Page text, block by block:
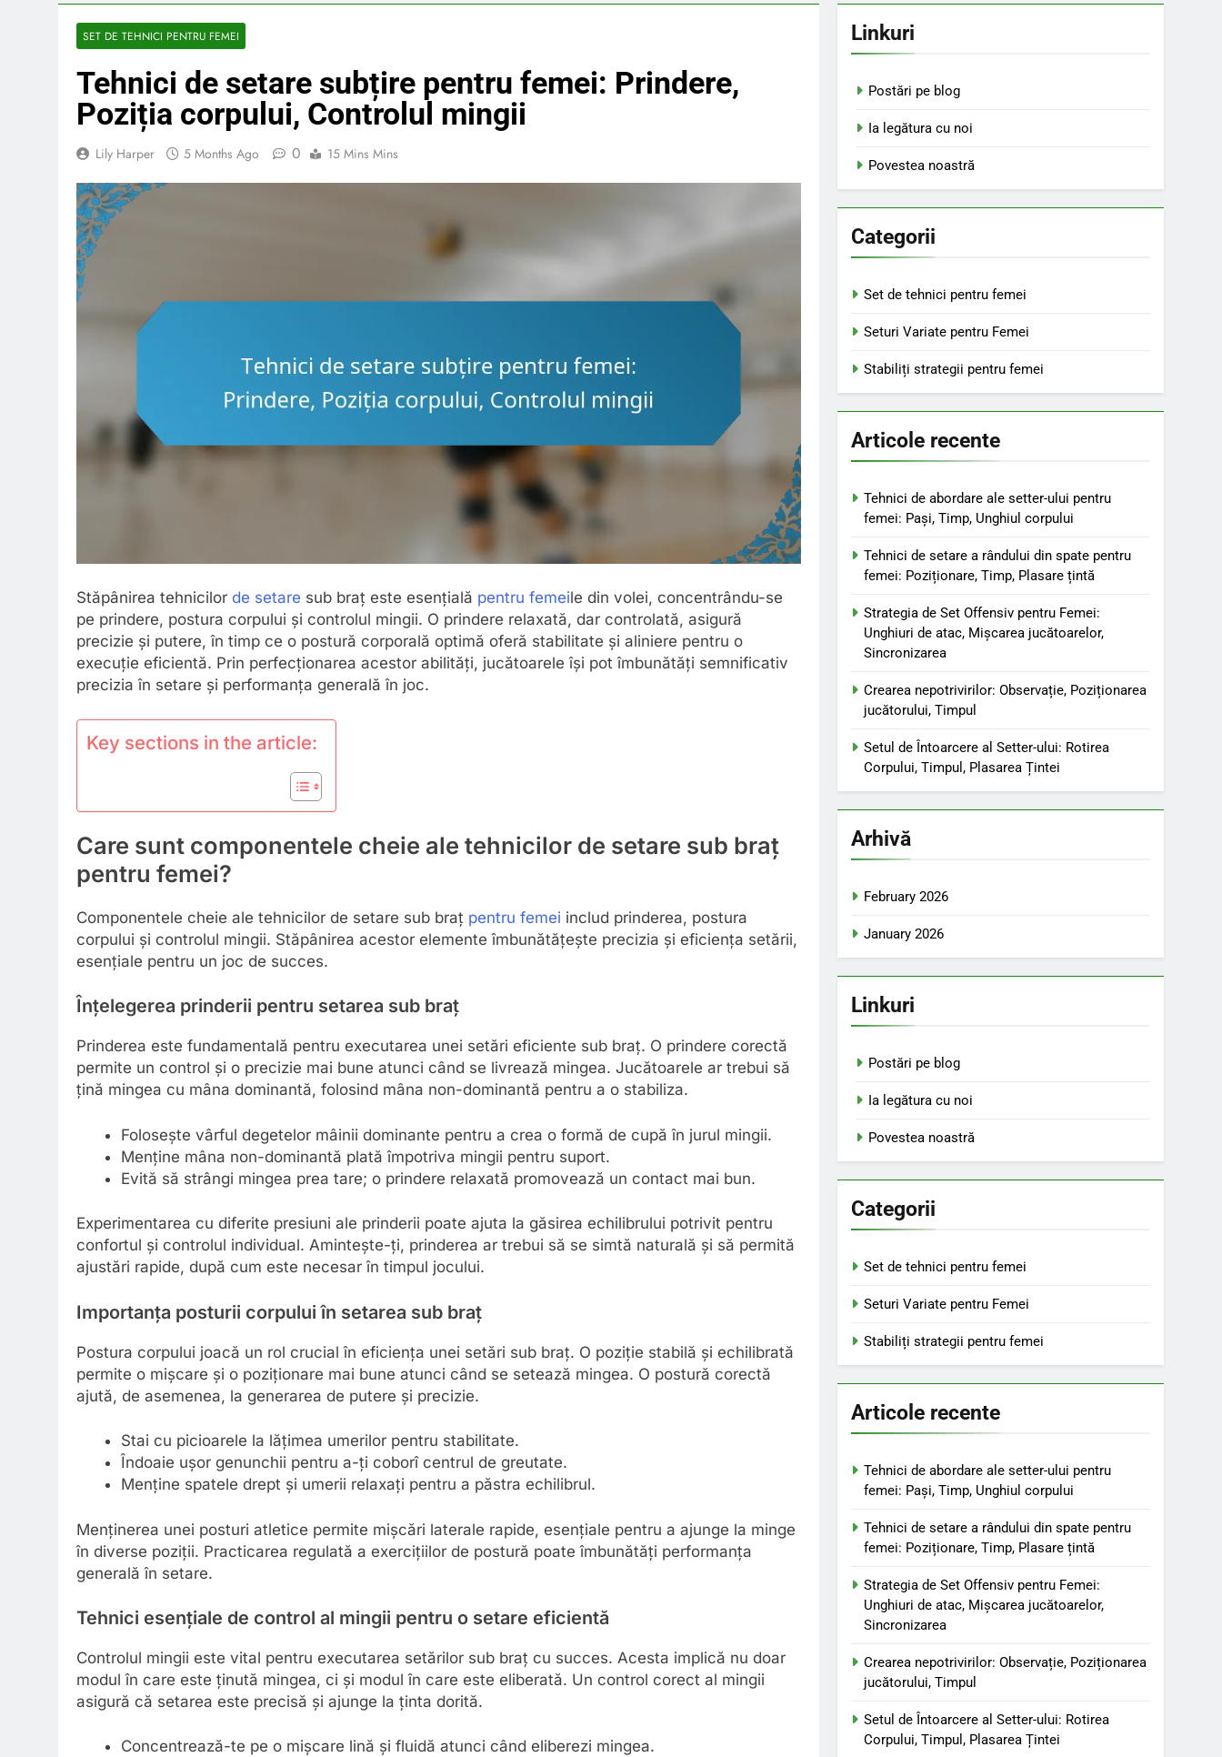
SET DE TEHNICI PENTRU FEMEI
Tehnici de setare subțire pentru femei: Prindere,
Poziția corpului, Controlul mingii
Lily Harper 5 Months Ago 0 15 Mins Mins
Stăpânirea tehnicilor de setare sub braț este esențială pentru femeile din volei, concentrându-se
pe prindere, postura corpului și controlul mingii. O prindere relaxată, dar controlată, asigură
precizie și putere, în timp ce o postură corporală optimă oferă stabilitate și aliniere pentru o
execuție eficientă. Prin perfecționarea acestor abilități, jucătoarele își pot îmbunătăți semnificativ
precizia în setare și performanța generală în joc.
Key sections in the article:
Care sunt componentele cheie ale tehnicilor de setare sub braț
pentru femei?
Componentele cheie ale tehnicilor de setare sub braț pentru femei includ prinderea, postura
corpului și controlul mingii. Stăpânirea acestor elemente îmbunătățește precizia și eficiența setării,
esențiale pentru un joc de succes.
Înțelegerea prinderii pentru setarea sub braț
Prinderea este fundamentală pentru executarea unei setări eficiente sub braț. O prindere corectă
permite un control și o precizie mai bune atunci când se livrează mingea. Jucătoarele ar trebui să
țină mingea cu mâna dominantă, folosind mâna non-dominantă pentru a o stabiliza.
Folosește vârful degetelor mâinii dominante pentru a crea o formă de cupă în jurul mingii.
Menține mâna non-dominantă plată împotriva mingii pentru suport.
Evită să strângi mingea prea tare; o prindere relaxată promovează un contact mai bun.
Experimentarea cu diferite presiuni ale prinderii poate ajuta la găsirea echilibrului potrivit pentru
confortul și controlul individual. Amintește-ți, prinderea ar trebui să se simtă naturală și să permită
ajustări rapide, după cum este necesar în timpul jocului.
Importanța posturii corpului în setarea sub braț
Postura corpului joacă un rol crucial în eficiența unei setări sub braț. O poziție stabilă și echilibrată
permite o mișcare și o poziționare mai bune atunci când se setează mingea. O postură corectă
ajută, de asemenea, la generarea de putere și precizie.
Stai cu picioarele la lățimea umerilor pentru stabilitate.
Îndoaie ușor genunchii pentru a-ți coborî centrul de greutate.
Menține spatele drept și umerii relaxați pentru a păstra echilibrul.
Menținerea unei posturi atletice permite mișcări laterale rapide, esențiale pentru a ajunge la minge
în diverse poziții. Practicarea regulată a exercițiilor de postură poate îmbunătăți performanța
generală în setare.
Tehnici esențiale de control al mingii pentru o setare eficientă
Controlul mingii este vital pentru executarea setărilor sub braț cu succes. Acesta implică nu doar
modul în care este ținută mingea, ci și modul în care este eliberată. Un control corect al mingii
asigură că setarea este precisă și ajunge la ținta dorită.
Concentrează-te pe o mișcare lină și fluidă atunci când eliberezi mingea.
Linkuri
Postări pe blog
Ia legătura cu noi
Povestea noastră
Categorii
Set de tehnici pentru femei
Seturi Variate pentru Femei
Stabiliți strategii pentru femei
Articole recente
Tehnici de abordare ale setter-ului pentru
femei: Pași, Timp, Unghiul corpului
Tehnici de setare a rândului din spate pentru
femei: Poziționare, Timp, Plasare țintă
Strategia de Set Offensiv pentru Femei:
Unghiuri de atac, Mișcarea jucătoarelor,
Sincronizarea
Crearea nepotrivirilor: Observație, Poziționarea
jucătorului, Timpul
Setul de Întoarcere al Setter-ului: Rotirea
Corpului, Timpul, Plasarea Țintei
Arhivă
February 2026
January 2026
Linkuri
Postări pe blog
Ia legătura cu noi
Povestea noastră
Categorii
Set de tehnici pentru femei
Seturi Variate pentru Femei
Stabiliți strategii pentru femei
Articole recente
Tehnici de abordare ale setter-ului pentru
femei: Pași, Timp, Unghiul corpului
Tehnici de setare a rândului din spate pentru
femei: Poziționare, Timp, Plasare țintă
Strategia de Set Offensiv pentru Femei:
Unghiuri de atac, Mișcarea jucătoarelor,
Sincronizarea
Crearea nepotrivirilor: Observație, Poziționarea
jucătorului, Timpul
Setul de Întoarcere al Setter-ului: Rotirea
Corpului, Timpul, Plasarea Țintei